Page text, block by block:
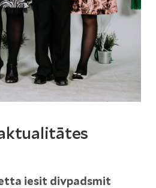
iesit divpadsmit